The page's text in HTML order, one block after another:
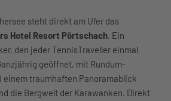
steht direkt am Ufer das
Hotel Resort Pörtschach. Ein
den jeder TennisTraveller einmal
geöffnet, mit Rundum-
einem traumhaften Panoramablick
die Bergwelt der Karawanken. Direkt